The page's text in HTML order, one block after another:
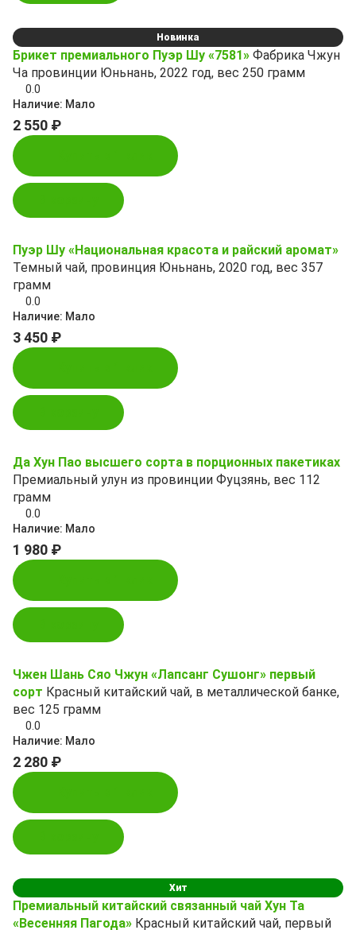
Новинка
Брикет премиального Пуэр Шу «7581» Фабрика Чжун
Ча провинции Юньнань, 2022 год, вес 250 грамм
0.0
Наличие: Мало
2 550 ₽
Пуэр Шу «Национальная красота и райский аромат»
Темный чай, провинция Юньнань, 2020 год, вес 357
грамм
0.0
Наличие: Мало
3 450 ₽
Да Хун Пао высшего сорта в порционных пакетиках
Премиальный улун из провинции Фуцзянь, вес 112
грамм
0.0
Наличие: Мало
1 980 ₽
Чжен Шань Сяо Чжун «Лапсанг Сушонг» первый
сорт Красный китайский чай, в металлической банке,
вес 125 грамм
0.0
Наличие: Мало
2 280 ₽
Хит
Премиальный китайский связанный чай Хун Та
«Весенняя Пагода» Красный китайский чай, первый